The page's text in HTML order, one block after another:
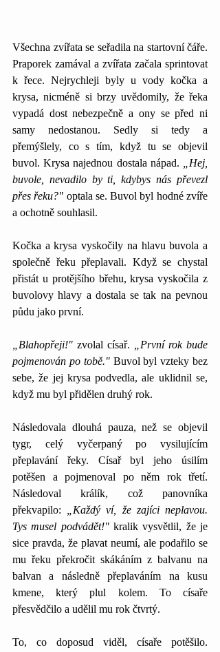
Všechna zvířata se seřadila na startovní čáře.
Praporek zamával a zvířata začala sprintovat
k řece. Nejrychleji byly u vody kočka a
krysa, nicméně si brzy uvědomily, že řeka
vypadá dost nebezpečně a ony se před ni
samy nedostanou. Sedly si tedy a
přemýšlely, co s tím, když tu se objevil
buvol. Krysa najednou dostala nápad. „Hej,
buvole, nevadilo by ti, kdybys nás převezl
přes řeku?" optala se. Buvol byl hodné zvíře
a ochotně souhlasil.
Kočka a krysa vyskočily na hlavu buvola a
společně řeku přeplavali. Když se chystal
přistát u protějšího břehu, krysa vyskočila z
buvolovy hlavy a dostala se tak na pevnou
půdu jako první.
„Blahopřeji!" zvolal císař.
„První rok bude
pojmenován po tobě." Buvol byl vzteky bez
sebe, že jej krysa podvedla, ale uklidnil se,
když mu byl přidělen druhý rok.
Následovala dlouhá pauza, než se objevil
tygr, celý vyčerpaný po vysilujícím
přeplavání řeky. Císař byl jeho úsilím
potěšen a pojmenoval po něm rok třetí.
Následoval králík, což panovníka
překvapilo: „Každý ví, že zajíci neplavou.
Tys musel podvádět!" kralik vysvětlil, že je
sice pravda, že plavat neumí, ale podařilo se
mu řeku překročit skákáním z balvanu na
balvan a následně přeplaváním na kusu
kmene, který plul kolem. To císaře
přesvědčilo a udělil mu rok čtvrtý.
To, co doposud viděl, císaře potěšilo.